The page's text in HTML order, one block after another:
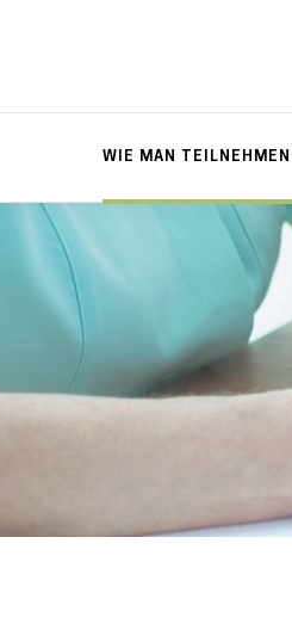
WIE MAN TEILNEHMEN